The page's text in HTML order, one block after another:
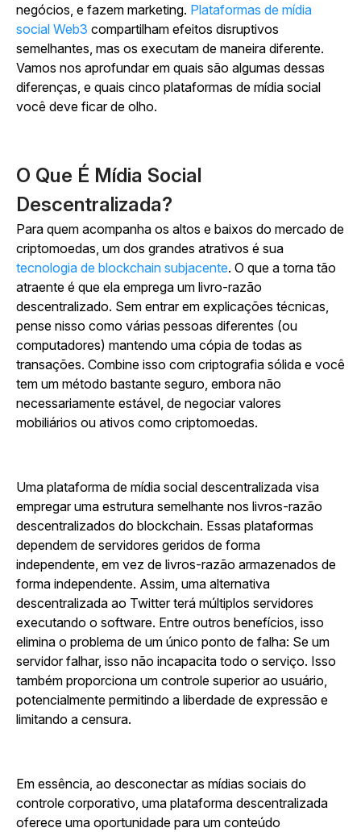
negócios, e fazem marketing. Plataformas de mídia
social Web3 compartilham efeitos disruptivos
semelhantes, mas os executam de maneira diferente.
Vamos nos aprofundar em quais são algumas dessas
diferenças, e quais cinco plataformas de mídia social
você deve ficar de olho.
O Que É Mídia Social
Descentralizada?
Para quem acompanha os altos e baixos do mercado de
criptomoedas, um dos grandes atrativos é sua
tecnologia de blockchain subjacente. O que a torna tão
atraente é que ela emprega um livro-razão
descentralizado. Sem entrar em explicações técnicas,
pense nisso como várias pessoas diferentes (ou
computadores) mantendo uma cópia de todas as
transações. Combine isso com criptografia sólida e você
tem um método bastante seguro, embora não
necessariamente estável, de negociar valores
mobiliários ou ativos como criptomoedas.
Uma plataforma de mídia social descentralizada visa
empregar uma estrutura semelhante nos livros-razão
descentralizados do blockchain. Essas plataformas
dependem de servidores geridos de forma
independente, em vez de livros-razão armazenados de
forma independente. Assim, uma alternativa
descentralizada ao Twitter terá múltiplos servidores
executando o software. Entre outros benefícios, isso
elimina o problema de um único ponto de falha: Se um
servidor falhar, isso não incapacita todo o serviço. Isso
também proporciona um controle superior ao usuário,
potencialmente permitindo a liberdade de expressão e
limitando a censura.
Em essência, ao desconectar as mídias sociais do
controle corporativo, uma plataforma descentralizada
oferece uma oportunidade para um conteúdo